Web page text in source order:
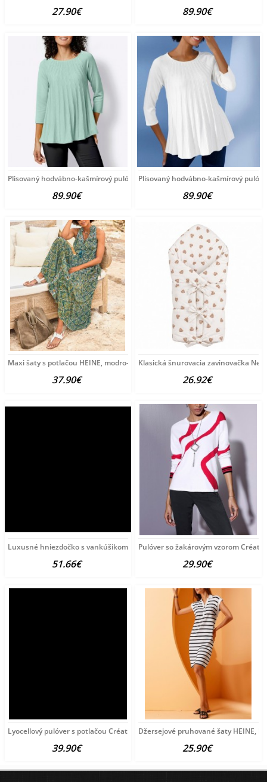
27.90€ 89.90€
Plisovaný hodvábno-kašmírový pulóver
89.90€
Plisovaný hodvábno-kašmírový
89.90€
Maxi šaty s potlačou HEINE, modro-zeleno-žlté
37.90€
Klasická šnurovacia zavinovačka
26.92€
Luxusné hniezdočko s vankúšikom a perinkou
51.66€
Pulóver so žakárovým vzorom
29.90€
Lyocellový pulóver s potlačou Création
39.90€
Džersejové pruhované šaty HEINE,
25.90€